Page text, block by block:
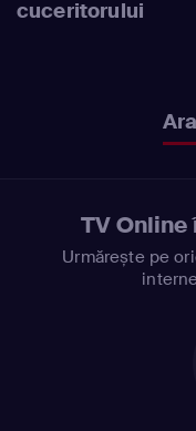
cuceritorului
TV Online
Urmărește pe